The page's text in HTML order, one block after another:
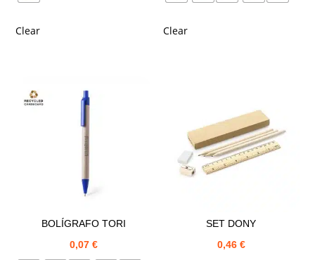
Clear Clear
BOLÍGRAFO TORI
0,07€
SET DONY
0,46 €